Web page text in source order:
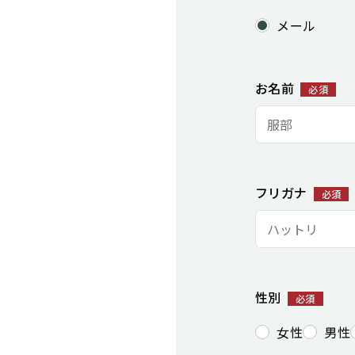
メール
お名前 必須
フリガナ 必須
性別 必須
女性 男性